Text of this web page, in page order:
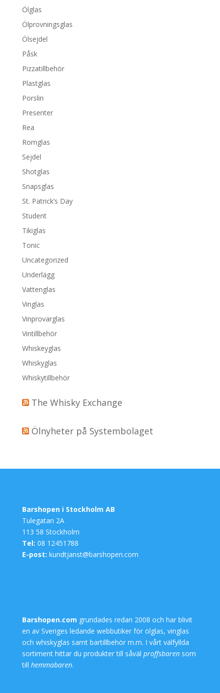
Ölglas
Ölprovningsglas
Ölsejdel
Påsk
Pizzatillbehör
Plastglas
Porslin
Presenter
Rea
Romglas
Sejdel
Shotglas
Snapsglas
St. Patrick’s Day
Student
Tikiglas
Tonic
Uncategorized
Underlägg
Vattenglas
Vinglas
Vinprovarglas
Vintillbehör
Whiskeyglas
Whiskyglas
Whiskytillbehör
The Whisky Exchange
Ölnyheter på Systembolaget
Barshopen i Stockholm AB
Tulegatan 2A
113 58 Stockholm
Tel: 08 12451788
E-post: kundtjanst@barshopen.com
Barshopen.com grundades redan 2008 och har blivit
en av Sveriges ledande webbutiker för ölglas, vinglas
och whiskyglas samt bartillbehörm.m. I vårt välfyllda
sortiment hittar du produkter till såväl proffsbarensom
till hemmabaren.